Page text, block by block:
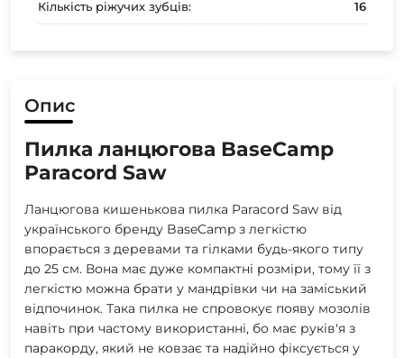
Кількість ріжучих зубців: 16
Опис
Пилка ланцюгова BaseCamp
Paracord Saw
Ланцюгова кишенькова пилка Paracord Saw від
українського бренду BaseCamp з легкістю
впорається з деревами та гілками будь-якого типу
до 25 см. Вона має дуже компактні розміри, тому її з
легкістю можна брати у мандрівки чи на заміський
відпочинок. Така пилка не спровокує появу мозолів
навіть при частому використанні, бо має руків'я з
паракорду, який не ковзає та надійно фіксується у